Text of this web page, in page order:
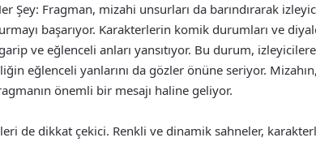
Şey: Fragman, mizahi unsurları da barındırarak
başarıyor. Karakterlerin komik durumları ve
ve eğlenceli anları yansıtıyor. Bu durum, izleyicilere
eğlenceli yanlarını da gözler önüne seriyor.
önemli bir mesajı haline geliyor.
de dikkat çekici. Renkli ve dinamik sahneler,